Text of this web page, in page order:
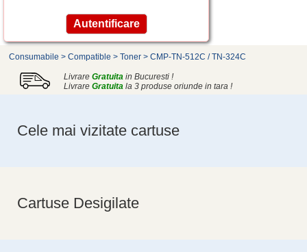
Consumabile > Compatible > Toner > CMP-TN-512C / TN-324C
Livrare Gratuita in Bucuresti !
Livrare Gratuita la 3 produse oriunde in tara !
Cele mai vizitate cartuse
Cartuse Desigilate